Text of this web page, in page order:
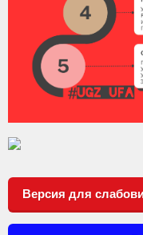
Версия для